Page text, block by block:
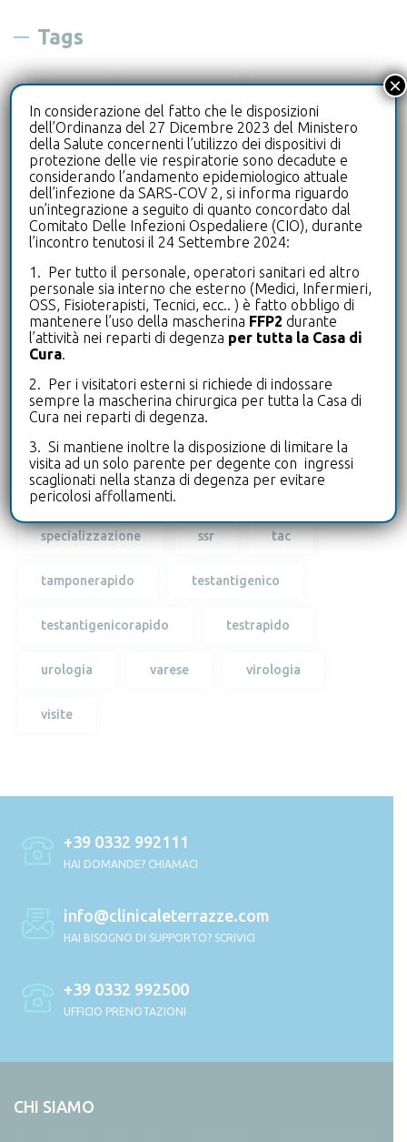
Tags
biologo cardiologia diagnostica
drive-in ecografia
laboratorioanalisi leterrazze
microbiologia microbiota intestinale
neurologia oculistica
pneumologia poliambulatorio
puntoprelievi
riabilitazione riabilitazione mano
ricercabiologo ricercapersonale
risonanza serviziosanitarioregionale
specializzazione ssr tac
tamponerapido testantigenico
testantigenicorapido testrapido
urologia varese virologia
visite
+39 0332 992111
HAI DOMANDE? CHIAMACI
info@clinicaleterrazze.com
HAI BISOGNO DI SUPPORTO? SCRIVICI
+39 0332 992500
UFFICIO PRENOTAZIONI
CHI SIAMO
In considerazione del fatto che le disposizioni
dell’Ordinanza del 27 Dicembre 2023 del Ministero
della Salute concernenti l’utilizzo dei dispositivi di
protezione delle vie respiratorie sono decadute e
considerando l’andamento epidemiologico attuale
dell’infezione da SARS-COV 2, si informa riguardo
un’integrazione a seguito di quanto concordato dal
Comitato Delle Infezioni Ospedaliere (CIO), durante
l’incontro tenutosi il 24 Settembre 2024:
1. Per tutto il personale, operatori sanitari ed altro
personale sia interno che esterno (Medici, Infermieri,
OSS, Fisioterapisti, Tecnici, ecc.. ) è fatto obbligo di
mantenere l’uso della mascherina FFP2 durante
l’attività nei reparti di degenza per tutta la Casa di
Cura.
2. Per i visitatori esterni si richiede di indossare
sempre la mascherina chirurgica per tutta la Casa di
Cura nei reparti di degenza.
3. Si mantiene inoltre la disposizione di limitare la
visita ad un solo parente per degente con ingressi
scaglionati nella stanza di degenza per evitare
pericolosi affollamenti.
×